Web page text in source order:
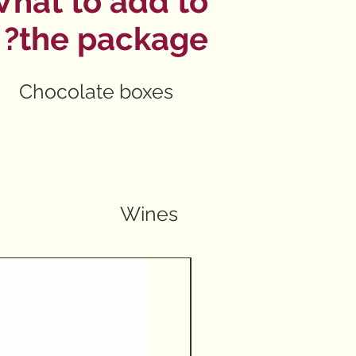
the package?
Chocolate boxes
Wines